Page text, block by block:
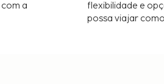
a
flexibilidade e
possa viajar